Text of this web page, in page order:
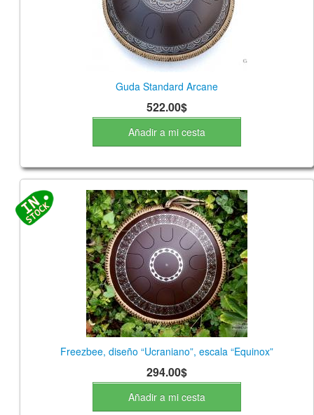
Guda Standard Arcane
522.00$
Añadir a mi cesta
Freezbee, diseño “Ucraniano”, escala “Equinox”
294.00$
Añadir a mi cesta